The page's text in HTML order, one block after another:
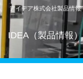
アイデア株式会社製品情報
IDEA（製品情報）